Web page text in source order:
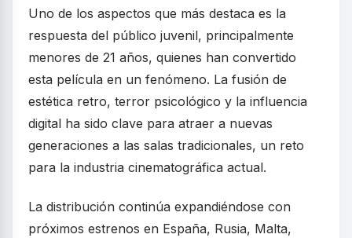
Uno de los aspectos que más destaca es la
respuesta del público juvenil, principalmente
menores de 21 años, quienes han convertido
esta película en un fenómeno. La fusión de
estética retro, terror psicológico y la influencia
digital ha sido clave para atraer a nuevas
generaciones a las salas tradicionales, un reto
para la industria cinematográfica actual.
La distribución continúa expandiéndose con
próximos estrenos en España, Rusia, Malta,